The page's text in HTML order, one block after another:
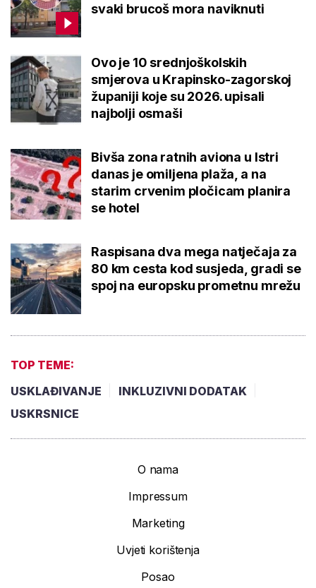
svaki brucoš mora naviknuti
Ovo je 10 srednjoškolskih
smjerova u Krapinsko-zagorskoj
županiji koje su 2026. upisali
najbolji osmaši
Bivša zona ratnih aviona u Istri
danas je omiljena plaža, a na
starim crvenim pločicam planira
se hotel
Raspisana dva mega natječaja za
80 km cesta kod susjeda, gradi se
spoj na europsku prometnu mrežu
TOP TEME:
USKLAĐIVANJE
INKLUZIVNI DODATAK
USKRSNICE
O nama
Impressum
Marketing
Uvjeti korištenja
Posao